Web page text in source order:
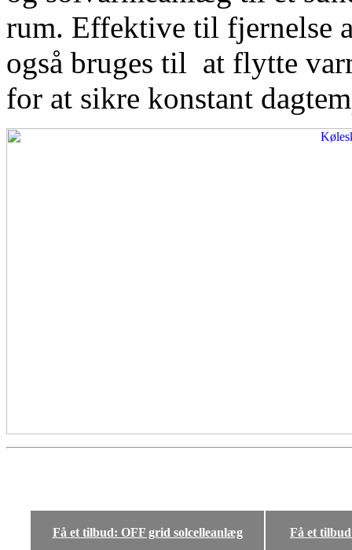
rum. Effektive til fjernelse
også bruges til at flytte
for at sikre konstant
Få et tilbud: OFF grid solcelleanlæg Få et